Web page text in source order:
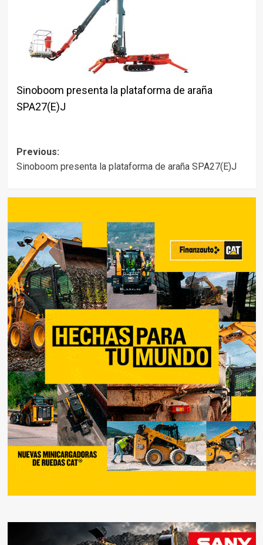
Sinoboom presenta la plataforma de araña
SPA27(E)J
Post
navigation
Previous:
Sinoboom presenta la plataforma de araña SPA27(E)J